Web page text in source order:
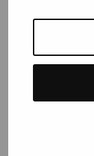
Håll dig